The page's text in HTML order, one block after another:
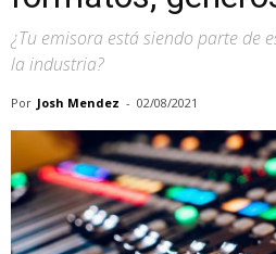
¿Tu emisora está siendo parte de
la industria?
Por Josh Mendez - 02/08/2021